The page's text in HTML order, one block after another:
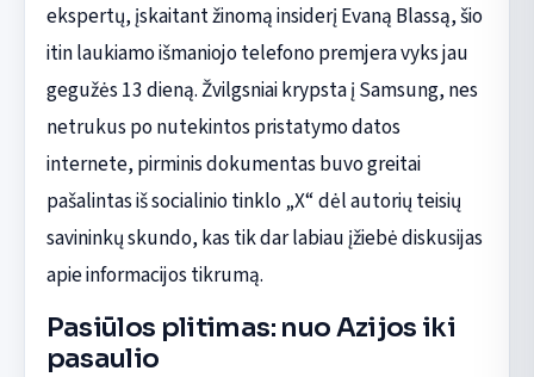
ekspertų, įskaitant žinomą insiderį Evaną Blassą, šio
itin laukiamo išmaniojo telefono premjera vyks jau
gegužės 13 dieną. Žvilgsniai krypsta į Samsung, nes
netrukus po nutekintos pristatymo datos
internete, pirminis dokumentas buvo greitai
pašalintas iš socialinio tinklo „X“ dėl autorių teisių
savininkų skundo, kas tik dar labiau įžiebė diskusijas
apie informacijos tikrumą.
Pasiūlos plitimas: nuo Azijos iki
pasaulio